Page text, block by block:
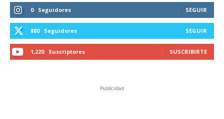
0 Seguidores SEGUIR
880 Seguidores SEGUIR
1,220 Suscriptores SUSCRIBIRTE
Publicidad